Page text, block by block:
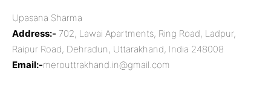
Upasana Sharma
Address:- 702, Lawai Apartments, Ring Road, Ladpur,
Raipur Road, Dehradun, Uttarakhand, India 248008
Email:-merouttrakhand.in@gmail.com